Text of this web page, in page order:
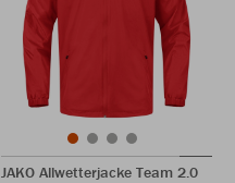
JAKO Allwetterjacke Team 2.0